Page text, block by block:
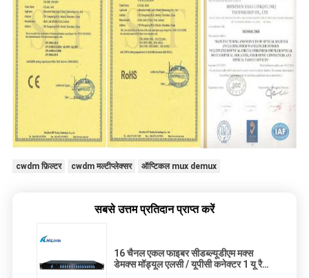
cwdm फ़िल्टर cwdm मल्टीप्लेक्सर ऑप्टिकल mux demux
सबसे उत्तम प्रतिदान प्राप्त करें
16 चैनल एकल फाइबर सीडब्ल्यूडीएम मक्स
डेमक्स मॉड्यूल एलसी / यूपीसी कनेक्टर 1 यू रैक